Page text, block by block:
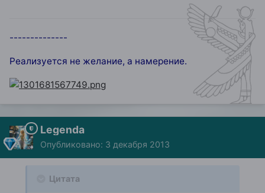
--------------
Реализуется не желание, а намерение.
Legenda
Опубликовано: 3 декабря 2013
Цитата